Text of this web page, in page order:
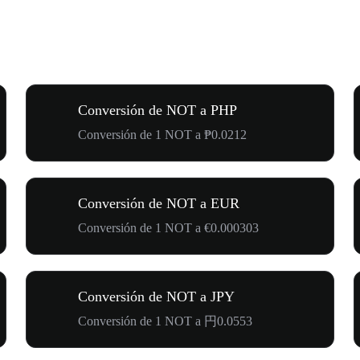
Conversión de NOT a PHP
Conversión de 1 NOT a ₱0.0212
Conversión de NOT a EUR
Conversión de 1 NOT a €0.000303
Conversión de NOT a JPY
Conversión de 1 NOT a 円0.0553